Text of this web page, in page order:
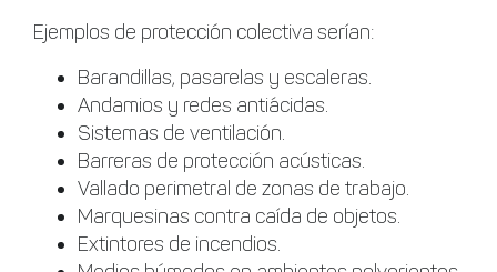
Ejemplos de protección colectiva serían:
Barandillas, pasarelas y escaleras.
Andamios y redes antiácidas.
Sistemas de ventilación.
Barreras de protección acústicas.
Vallado perimetral de zonas de trabajo.
Marquesinas contra caída de objetos.
Extintores de incendios.